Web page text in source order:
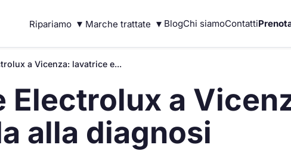
Ripariamo ▾ Marche trattate ▾ BlogChi siamoContatti
a Vicenza: lavatrice e...
Electrolux a
alla diagnosi